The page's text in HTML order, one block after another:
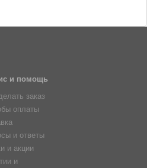
и помощь
заказ
оплаты
и ответы
и акции
и